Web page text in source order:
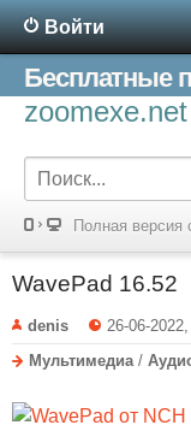
Войти
Бесплатные
zoomexe.net
Полная версия
WavePad 16.52
denis 26-06-
Мультимедиа /